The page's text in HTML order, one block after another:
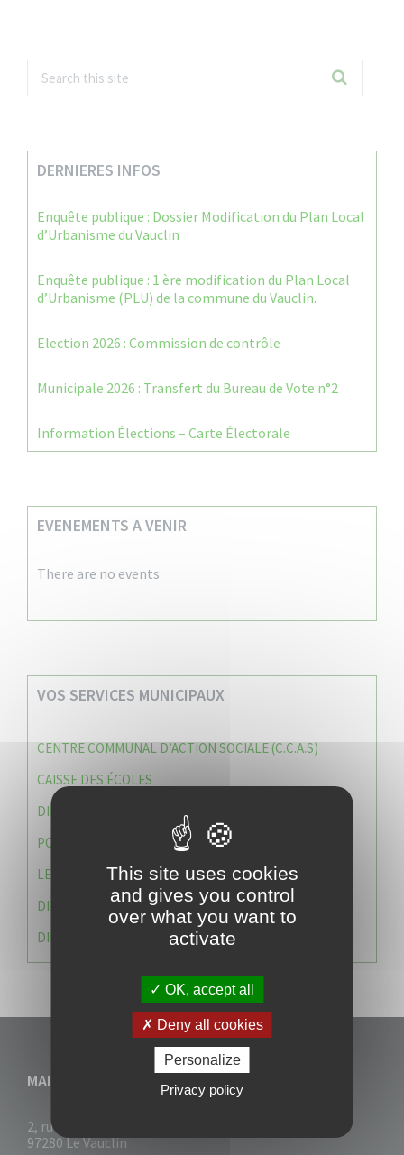
DERNIERES INFOS
Enquête publique : Dossier Modification du Plan Local
d’Urbanisme du Vauclin
Enquête publique : 1 ère modification du Plan Local
d’Urbanisme (PLU) de la commune du Vauclin.
Election 2026 : Commission de contrôle
Municipale 2026 : Transfert du Bureau de Vote n°2
Information Élections – Carte Électorale
EVENEMENTS A VENIR
There are no events
VOS SERVICES MUNICIPAUX
CENTRE COMMUNAL D’ACTION SOCIALE (C.C.A.S)
CAISSE DES ÉCOLES
DIRECTION DES SERVICES TECHNIQUES
POLICE MUNICIPALE
LE CABINET DU MAIRE
DIRECTION DES RESSOURCES ET MOYENS
DIRECTION DU DEVELLOPPEMENT URBAIN DURABL
MAIRIE DU VAUCLIN
2, rue Collignon
97280 Le Vauclin
This site uses cookies
and gives you control
over what you want to
activate
OK, accept all
Deny all cookies
Personalize
Privacy policy